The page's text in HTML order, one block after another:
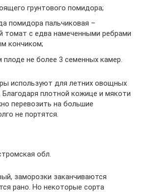
грунтового помидора;
помидора пальчиковая –
томат с едва намеченными ребрами
кончиком;
плоде не более 3 семенных камер.
используют для летних овощных
Благодаря плотной кожице и мякоти
перевозить на большие
не портятся.
обл.
заморозки заканчиваются
рано. Но некоторые сорта